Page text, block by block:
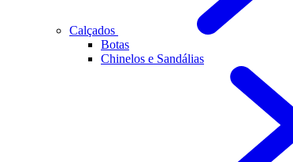
Calçados
Botas
Chinelos e Sandálias